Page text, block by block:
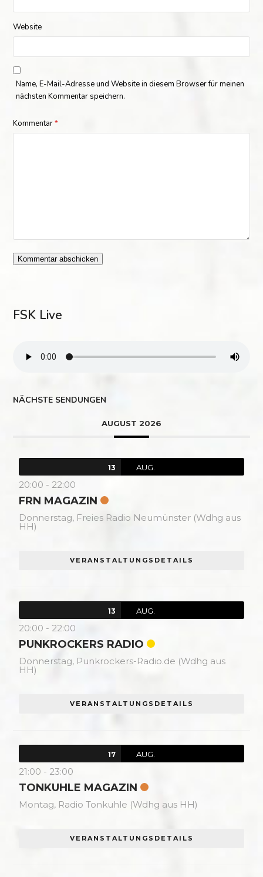
Website
Name, E-Mail-Adresse und Website in diesem Browser für meinen
nächsten Kommentar speichern.
Kommentar*
FSK Live
NÄCHSTE SENDUNGEN
AUGUST 2026
13 AUG.
20:00 - 22:00
FRN MAGAZIN
Donnerstag, Freies Radio Neumünster (Wdhg aus
HH)
VERANSTALTUNGSDETAILS
13 AUG.
20:00 - 22:00
PUNKROCKERS RADIO
Donnerstag, Punkrockers-Radio.de (Wdhg aus
HH)
VERANSTALTUNGSDETAILS
17 AUG.
21:00 - 23:00
TONKUHLE MAGAZIN
Montag, Radio Tonkuhle (Wdhg aus HH)
VERANSTALTUNGSDETAILS